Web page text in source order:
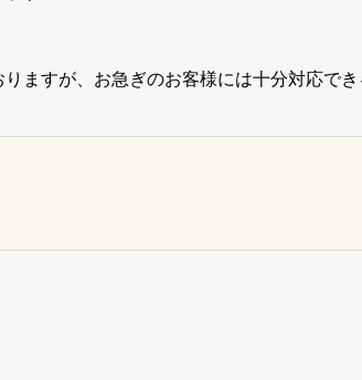
ますが、お急ぎのお客様には十分対応で